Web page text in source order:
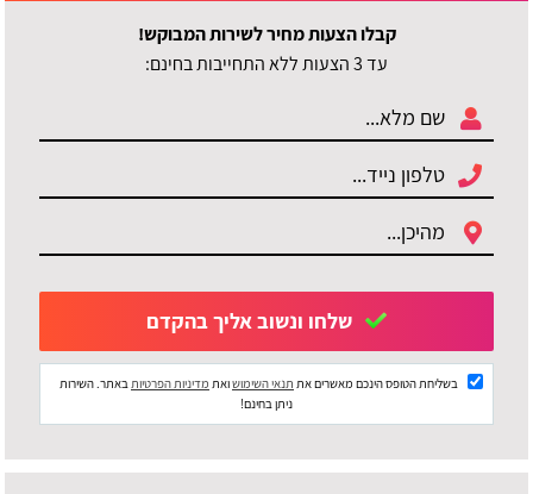
קבלו הצעות מחיר לשירות המבוקש!
עד 3 הצעות ללא התחייבות בחינם:
בשליחת הטופס הינכם מאשרים את תנאי השימושואת מדיניות הפרטיותבאתר. השירות
ניתן בחינם!